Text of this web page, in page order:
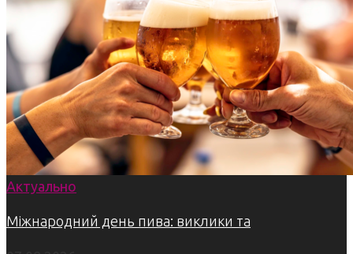
Актуально
Міжнародний день пива: виклики та